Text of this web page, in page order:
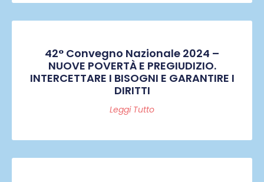
42° Convegno Nazionale 2024 –
NUOVE POVERTÀ E PREGIUDIZIO.
INTERCETTARE I BISOGNI E GARANTIRE I
DIRITTI
Leggi Tutto